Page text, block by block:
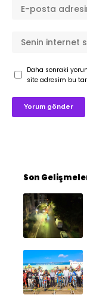
Daha sonraki
site adresim bu
Son